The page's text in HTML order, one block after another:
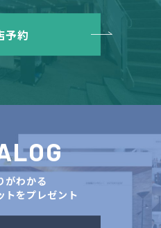
予約
がわかる
トをプレゼント